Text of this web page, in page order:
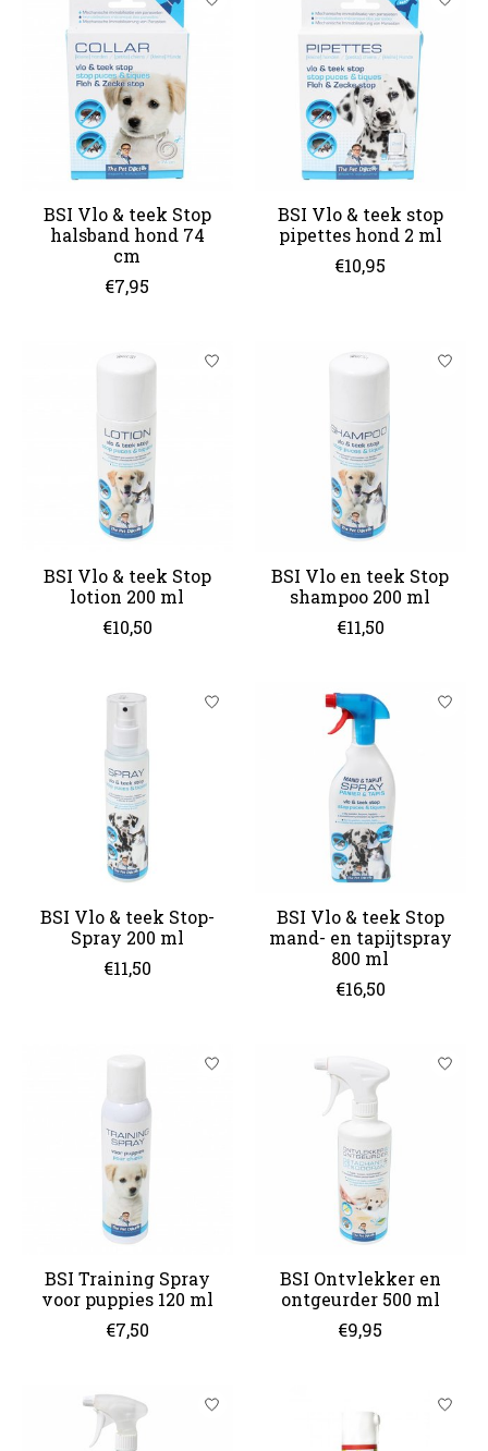
BSI Vlo & teek Stop
halsband hond 74
cm
€7,95
BSI Vlo & teek stop
pipettes hond 2 ml
€10,95
BSI Vlo & teek Stop
lotion 200 ml
€10,50
BSI Vlo en teek Stop
shampoo 200 ml
€11,50
BSI Vlo & teek Stop-
Spray 200 ml
€11,50
BSI Vlo & teek Stop
mand- en tapijtspray
800 ml
€16,50
BSI Training Spray
voor puppies 120 ml
€7,50
BSI Ontvlekker en
ontgeurder 500 ml
€9,95